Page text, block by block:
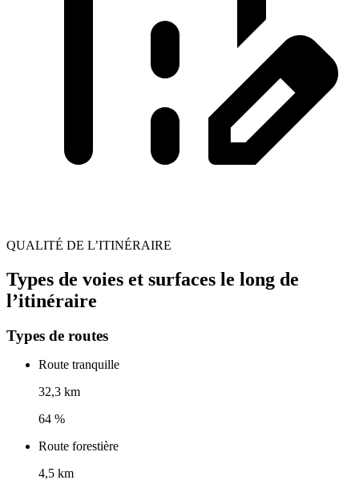
QUALITÉ DE L’ITINÉRAIRE
Types de voies et surfaces le long de
l’itinéraire
Types de routes
Route tranquille
32,3 km
64 %
Route forestière
4,5 km